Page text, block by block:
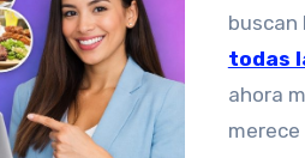
buscan
todas
ahora